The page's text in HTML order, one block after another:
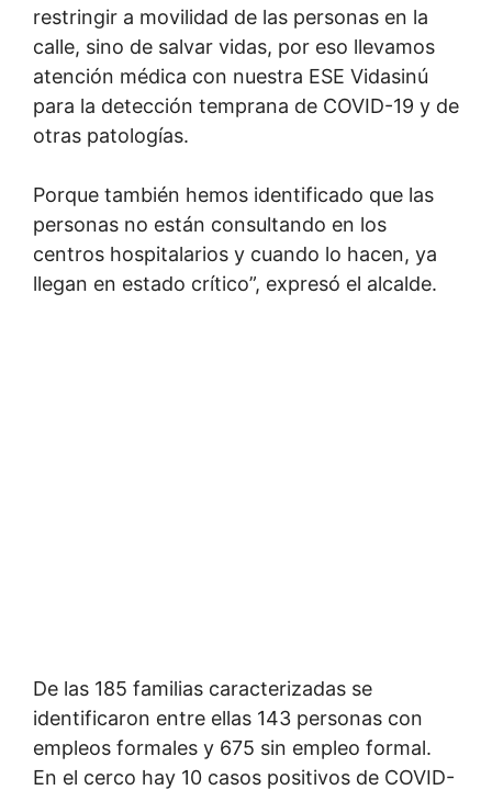
restringir a movilidad de las personas en la
calle, sino de salvar vidas, por eso llevamos
atención médica con nuestra ESE Vidasinú
para la detección temprana de COVID-19 y de
otras patologías.
Porque también hemos identificado que las
personas no están consultando en los
centros hospitalarios y cuando lo hacen, ya
llegan en estado crítico”, expresó el alcalde.
De las 185 familias caracterizadas se
identificaron entre ellas 143 personas con
empleos formales y 675 sin empleo formal.
En el cerco hay 10 casos positivos de COVID-